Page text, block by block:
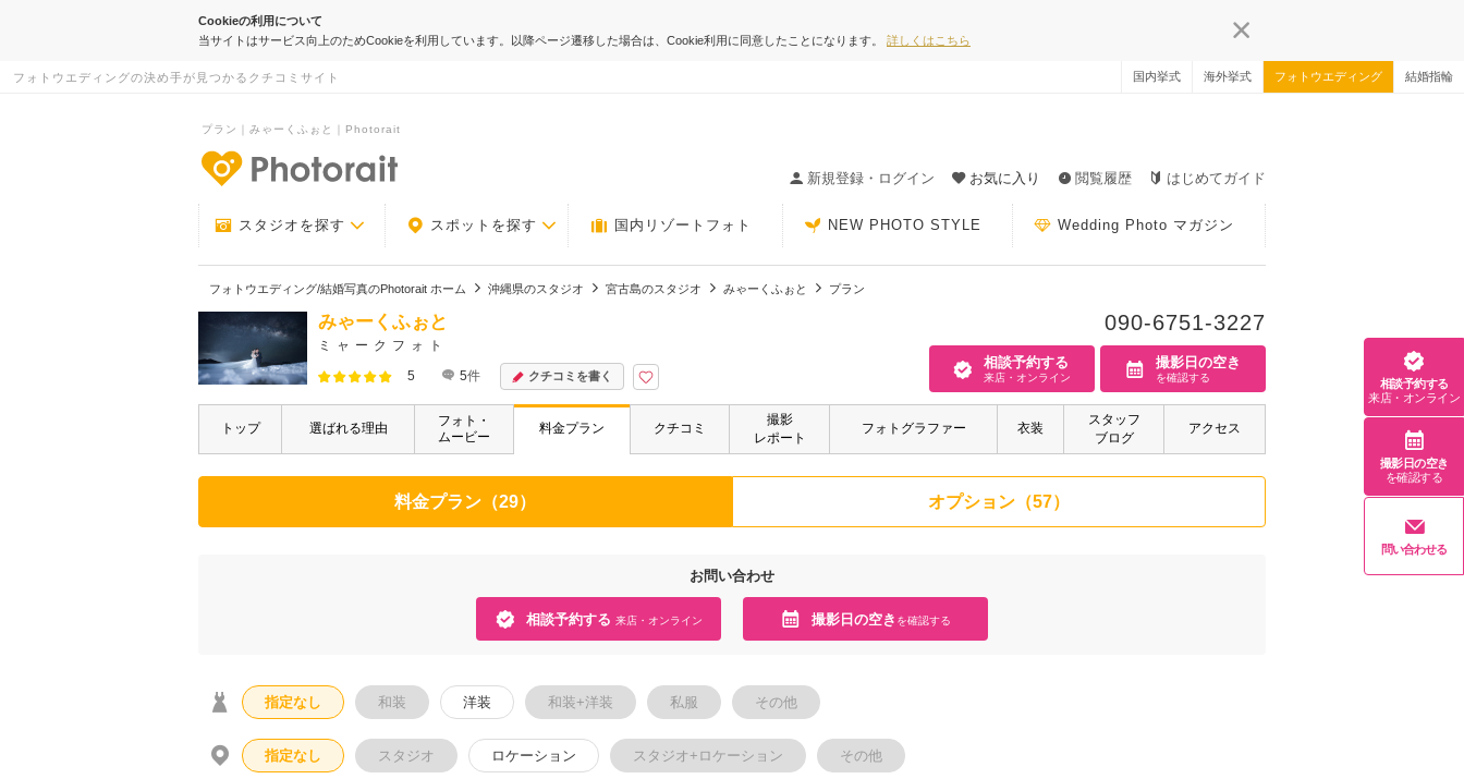
Cookieの利用について
当サイトはサービス向上のためCookieを利用しています。以降ページ遷移した場合は、Cookie利用に同意したことになります。 詳しくはこちら
フォトウエディングの決め手が見つかるクチコミサイト 国内挙式 海外挙式 フォトウエディング 結婚指輪
プラン｜みゃーくふぉと｜Photorait
新規登録・ログイン
お気に入り 閲覧履歴 はじめてガイド
スタジオを探す スポットを探す 国内リゾートフォト NEW PHOTO STYLE Wedding Photo マガジン
フォトウエディング/結婚写真のPhotorait ホーム 沖縄県のスタジオ 宮古島のスタジオ みゃーくふぉと プラン
みゃーくふぉと
ミャークフォト
5
5件 クチコミを書く
090-6751-3227
相談予約する
来店・オンライン
撮影日の空き
を確認する
トップ 選ばれる理由
フォト・
ムービー
料金プラン クチコミ
撮影
レポート
フォトグラファー 衣装
スタッフ
ブログ
アクセス
料金プラン（29） オプション（57）
お問い合わせ
相談予約する 来店・オンライン 撮影日の空き を確認する
指定なし 和装 洋装 和装+洋装 私服 その他
指定なし スタジオ ロケーション スタジオ+ロケーション その他
相談予約する
来店・オンライン
撮影日の空き
を確認する
問い合わせる